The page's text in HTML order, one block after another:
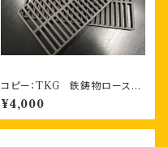
コピー：TKG 鉄鋳物ロースタ
ー（焼アミ） お得な2枚セット
¥4,000